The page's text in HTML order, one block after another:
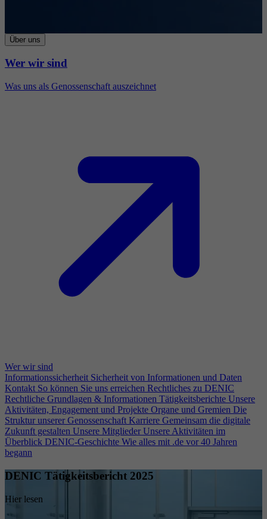
Über uns
Wer wir sind
Was uns als Genossenschaft auszeichnet
Wer wir sind
Informationssicherheit Sicherheit von Informationen und Daten
Kontakt So können Sie uns erreichen Rechtliches zu DENIC
Rechtliche Grundlagen & Informationen Tätigkeitsberichte Unsere
Aktivitäten, Engagement und Projekte Organe und Gremien Die
Struktur unserer Genossenschaft Karriere Gemeinsam die digitale
Zukunft gestalten Unsere Mitglieder Unsere Aktivitäten im
Überblick DENIC-Geschichte Wie alles mit .de vor 40 Jahren
begann
DENIC Tätigkeitsbericht 2025
Hier lesen